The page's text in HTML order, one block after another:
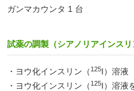
ガンマカウンタ 1 台
試薬の調製（シアノリアインスリ
・ヨウ化インスリン（ 125I）溶液
・ヨウ化インスリン（ 125I）溶液